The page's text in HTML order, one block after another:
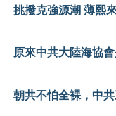
挑撥克強源潮 薄熙
原來中共大陸海協
朝共不怕全裸，中